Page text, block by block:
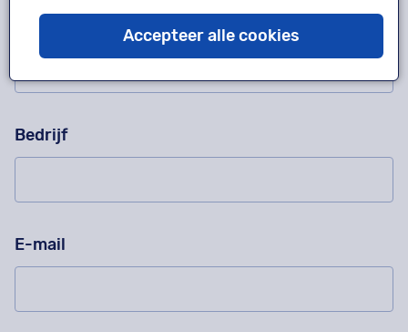
Bedrijf
E-mail
Accepteer alle cookies